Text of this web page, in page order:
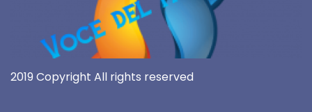
2019 Copyright All rights reserved